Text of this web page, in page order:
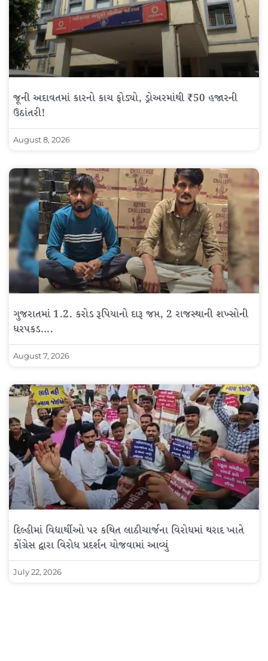
જૂની અદાવતમાં કારનો કાચ ફોડ્યો, ડ્રોઅરમાંથી ₹50 હજારની
ઉઠાંતરી!
August 8, 2026
ગુજરાતમાં 1.2. કરોડ રૂપિયાનો દારૂ જપ્ત, 2 રાજસ્થાની શખ્સોની
ધરપકડ….
August 7, 2026
દિલ્હીમાં વિદ્યાર્થીઓ પર કથિત લાઠીચાર્જના વિરોધમાં થરાદ ખાતે
કોંગ્રેસ દ્વારા વિરોધ પ્રદર્શન યોજવામાં આવ્યું
July 22, 2026